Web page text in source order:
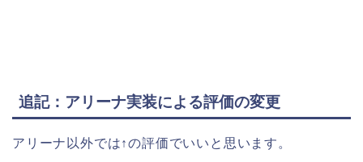
追記：アリーナ実装による評価の変更
アリーナ以外では↑の評価でいいと思います。